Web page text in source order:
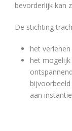
bevorderlijk kan
De stichting
het
het
aan